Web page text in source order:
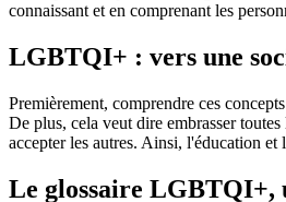
connaissant et en comprenant les
LGBTQI+ : vers une
Premièrement, comprendre ces
De plus, cela veut dire embrasser
accepter les autres. Ainsi, l'éducation
Le glossaire LGBTQI+,